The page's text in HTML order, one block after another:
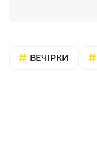
ВЕЧІРКИ